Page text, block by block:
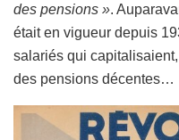
des pensions ».
était en vigueur depuis
salariés qui
des pensions décentes…